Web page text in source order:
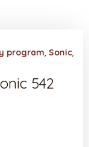
program, Sonic,
542